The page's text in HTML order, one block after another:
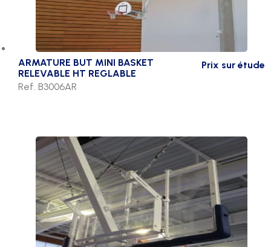
ARMATURE BUT MINI BASKET
RELEVABLE HT REGLABLE
Prix sur étude
Ref. B3006AR